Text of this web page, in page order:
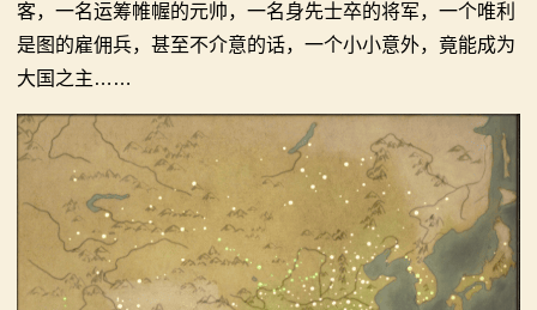
客，一名运筹帷幄的元帅，一名身先士卒的将军，一个唯利
是图的雇佣兵，甚至不介意的话，一个小小意外，竟能成为
大国之主……